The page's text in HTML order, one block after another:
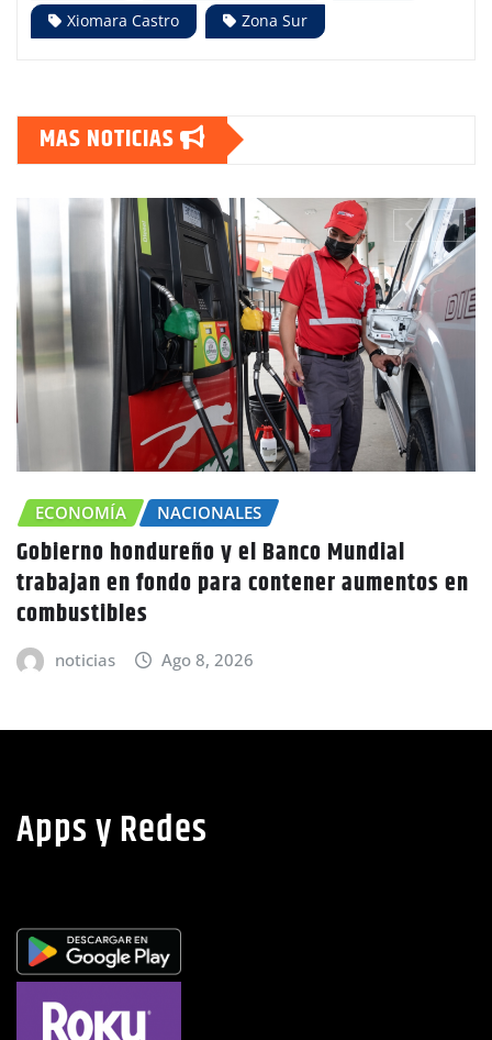
Xiomara Castro
Zona Sur
MAS NOTICIAS
CHOLUTECA ZONA SUR
Canícula agravaría la sequía en Honduras
advierte Copeco
noticias Ago 8, 2026
Apps y Redes